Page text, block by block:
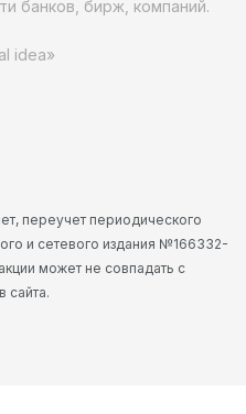
банков, бирж, компаний.
idea»
переучет периодического
и сетевого издания №166332-
может не совпадать с
сайта.